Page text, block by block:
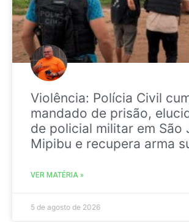
Violência: Polícia Civil
mandado de prisão,
de policial militar em São
Mipibu e recupera arma
VER MATÉRIA »
5 de agosto de 2026